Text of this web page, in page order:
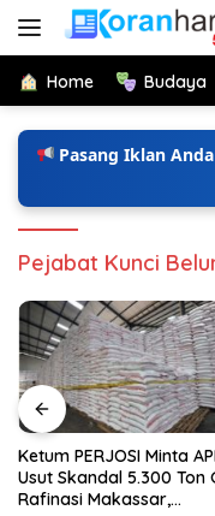
Langsung
Home Budaya
Pasang Iklan
Pejabat Kunci
Ketum PERJOSI Minta
Usut Skandal 5.300 Ton
Rafinasi Makassar,